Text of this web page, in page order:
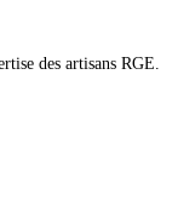
des artisans RGE.